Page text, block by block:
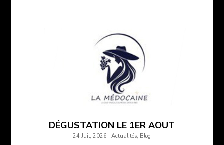
DÉGUSTATION LE 1ER AOUT
24 Juil, 2026 Actualités, Blog